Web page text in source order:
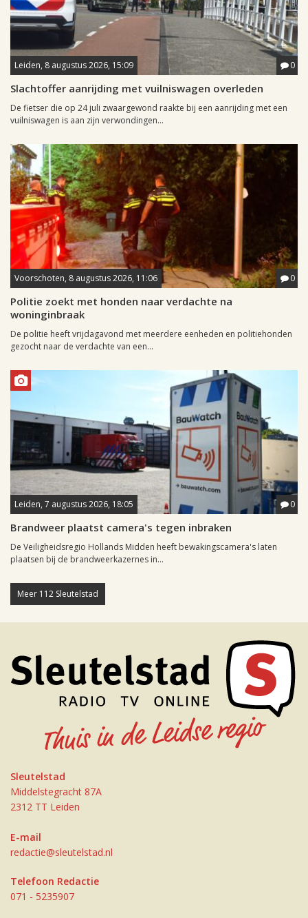
Leiden, 8 augustus 2026, 15:09 0
Slachtoffer aanrijding met vuilniswagen overleden
De fietser die op 24 juli zwaargewond raakte bij een aanrijding met een
vuilniswagen is aan zijn verwondingen...
Voorschoten, 8 augustus 2026, 11:06 0
Politie zoekt met honden naar verdachte na
woninginbraak
De politie heeft vrijdagavond met meerdere eenheden en politiehonden
gezocht naar de verdachte van een...
Leiden, 7 augustus 2026, 18:05 0
Brandweer plaatst camera's tegen inbraken
De Veiligheidsregio Hollands Midden heeft bewakingscamera's laten
plaatsen bij de brandweerkazernes in...
Meer 112 Sleutelstad
Sleutelstad
Middelstegracht 87A
2312 TT Leiden
E-mail
redactie@sleutelstad.nl
Telefoon Redactie
071 - 5235907